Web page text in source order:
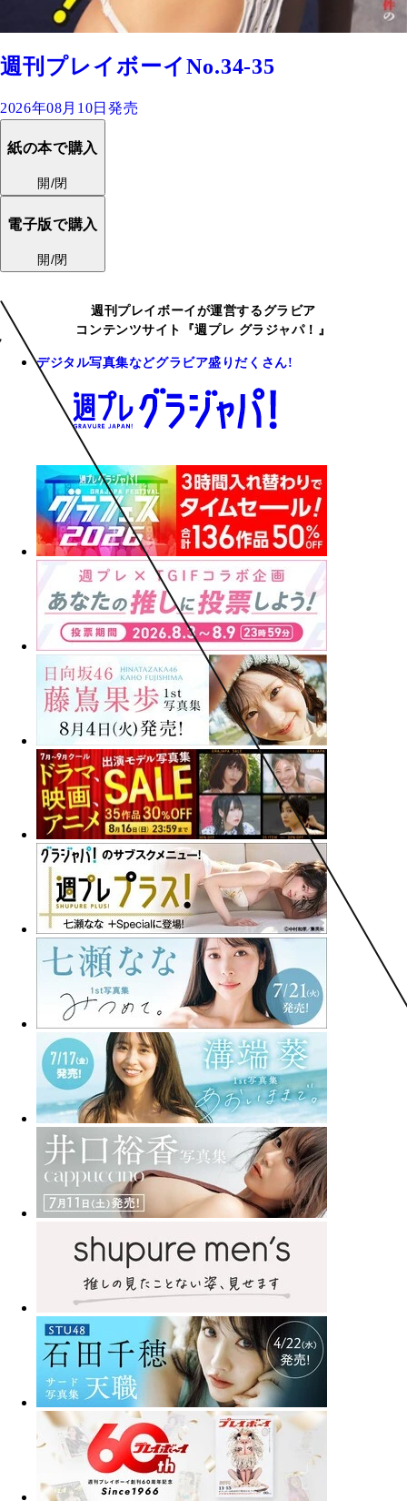
週刊プレイボーイNo.34-35
2026年08月10日発売
紙の本で購入
開/閉
電子版で購入
開/閉
週刊プレイボーイが運営するグラビア
コンテンツサイト『週プレ グラジャパ！』
デジタル写真集などグラビア盛りだくさん!